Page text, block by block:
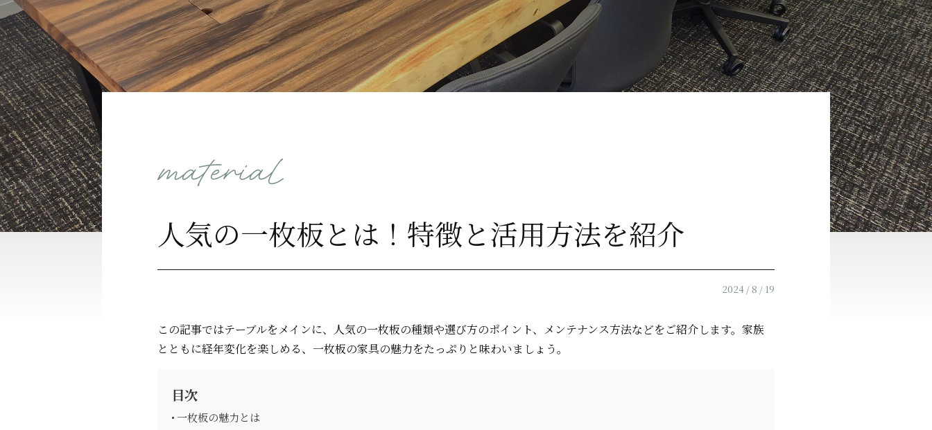
人気の一枚板とは！特徴と活用方法を紹介
2024 / 8 / 19
この記事ではテーブルをメインに、人気の一枚板の種類や選び方のポイント、メンテナンス方法などをご紹介します。家族
とともに経年変化を楽しめる、一枚板の家具の魅力をたっぷりと味わいましょう。
目次
一枚板の魅力とは